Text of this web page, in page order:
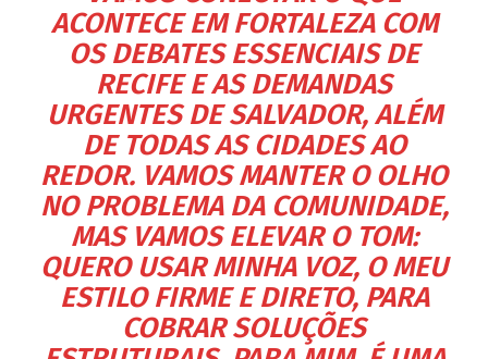
ACONTECE EM FORTALEZA COM
OS DEBATES ESSENCIAIS DE
RECIFE E AS DEMANDAS
URGENTES DE SALVADOR, ALÉM
DE TODAS AS CIDADES AO
REDOR. VAMOS MANTER O OLHO
NO PROBLEMA DA COMUNIDADE,
MAS VAMOS ELEVAR O TOM:
QUERO USAR MINHA VOZ, O MEU
ESTILO FIRME E DIRETO, PARA
COBRAR SOLUÇÕES